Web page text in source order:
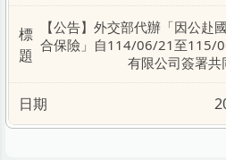
【公告】外交部代辦「因公赴
合保險」自114/06/21至115/
有限公司簽署共